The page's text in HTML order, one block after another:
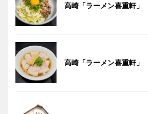
高崎「ラーメン喜重軒」
高崎「ラーメン喜重軒」